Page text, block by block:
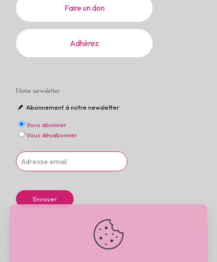
Faire un don
Adhérez
Notre newsletter
Abonnement à notre newsletter
Vous abonner
Vous désabonner